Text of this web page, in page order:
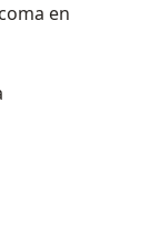
en